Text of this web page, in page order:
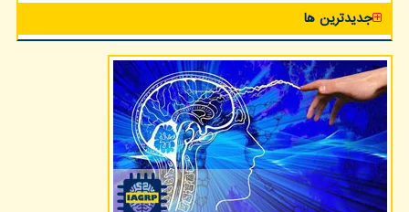
جدیدترین ها